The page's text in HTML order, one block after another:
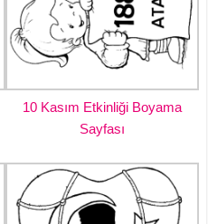
10 Kasım Etkinliği Boyama
Sayfası